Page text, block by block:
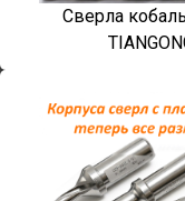
Сверла